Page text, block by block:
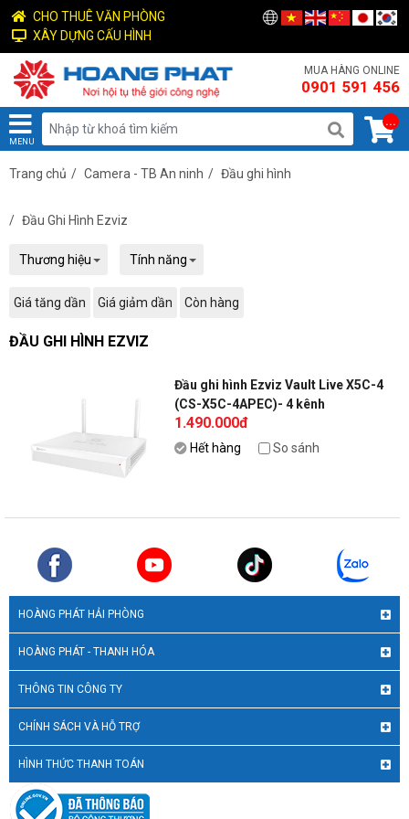
CHO THUÊ VĂN PHÒNG
XÂY DỰNG CẤU HÌNH
MUA HÀNG ONLINE
0901 591 456
MENU
...
Trang chủ / Camera - TB An ninh / Đầu ghi hình
/ Đầu Ghi Hình Ezviz
Thương hiệu Tính năng
Giá tăng dần Giá giảm dần Còn hàng
ĐẦU GHI HÌNH EZVIZ
Đầu ghi hình Ezviz Vault Live X5C-4
(CS-X5C-4APEC)- 4 kênh
1.490.000đ
Hết hàng So sánh
HOÀNG PHÁT HẢI PHÒNG
HOÀNG PHÁT - THANH HÓA
THÔNG TIN CÔNG TY
CHÍNH SÁCH VÀ HỖ TRỢ
HÌNH THỨC THANH TOÁN